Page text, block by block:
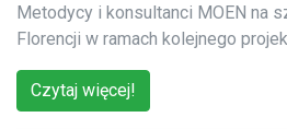
Metodycy i konsultanci MOEN na
Florencji w ramach kolejnego
Czytaj więcej!